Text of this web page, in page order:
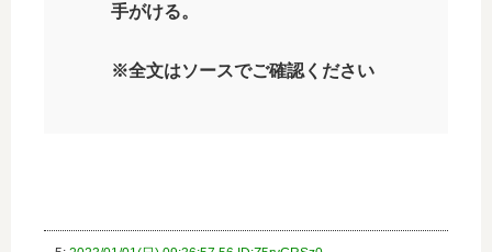
手がける。
※全文はソースでご確認ください